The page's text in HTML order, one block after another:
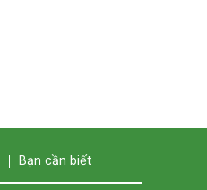
Bạn cần biết